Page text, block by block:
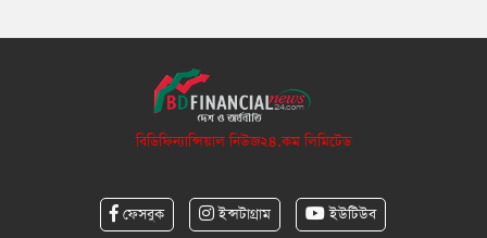
বিডিফিন্যান্সিয়াল নিউজ২৪.কম লিমিটেড
ফেসবুক ইন্সটাগ্রাম ইউটিউব